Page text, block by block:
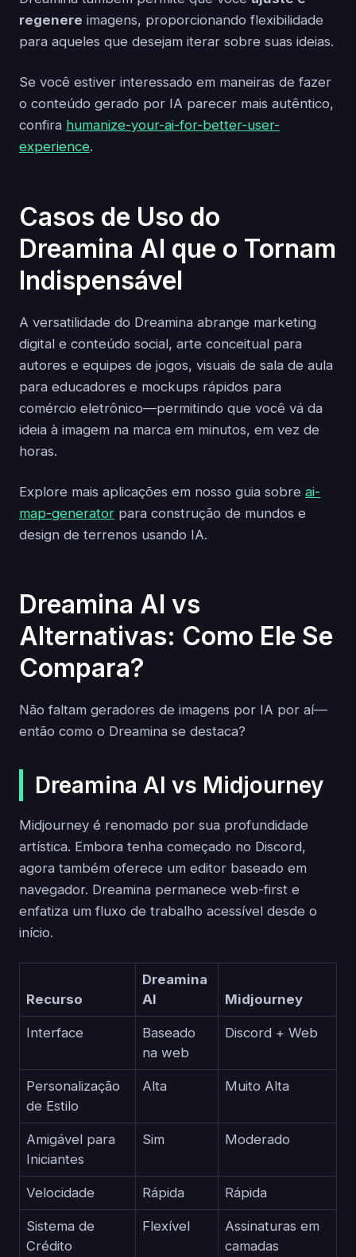
regenere imagens, proporcionando flexibilidade
para aqueles que desejam iterar sobre suas ideias.
Se você estiver interessado em maneiras de fazer
o conteúdo gerado por IA parecer mais autêntico,
confira humanize-your-ai-for-better-user-
experience.
Casos de Uso do
Dreamina AI que o Tornam
Indispensável
A versatilidade do Dreamina abrange marketing
digital e conteúdo social, arte conceitual para
autores e equipes de jogos, visuais de sala de aula
para educadores e mockups rápidos para
comércio eletrônico—permitindo que você vá da
ideia à imagem na marca em minutos, em vez de
horas.
Explore mais aplicações em nosso guia sobre ai-
map-generator para construção de mundos e
design de terrenos usando IA.
Dreamina AI vs
Alternativas: Como Ele Se
Compara?
Não faltam geradores de imagens por IA por aí—
então como o Dreamina se destaca?
Dreamina AI vs Midjourney
Midjourney é renomado por sua profundidade
artística. Embora tenha começado no Discord,
agora também oferece um editor baseado em
navegador. Dreamina permanece web-first e
enfatiza um fluxo de trabalho acessível desde o
início.
Recurso
Dreamina
AI
Midjourney
Interface
Baseado
na web
Discord + Web
Personalização
de Estilo
Alta Muito Alta
Amigável para
Iniciantes
Sim Moderado
Velocidade Rápida Rápida
Sistema de
Crédito
Flexível
Assinaturas em
camadas